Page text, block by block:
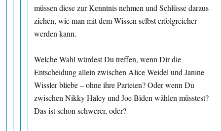
müssen diese zur Kenntnis nehmen und Schlüsse daraus
ziehen, wie man mit dem Wissen selbst erfolgreicher
werden kann.
Welche Wahl würdest Du treffen, wenn Dir die
Entscheidung allein zwischen Alice Weidel und Janine
Wissler bliebe – ohne ihre Parteien? Oder wenn Du
zwischen Nikky Haley und Joe Biden wählen müsstest?
Das ist schon schwerer, oder?